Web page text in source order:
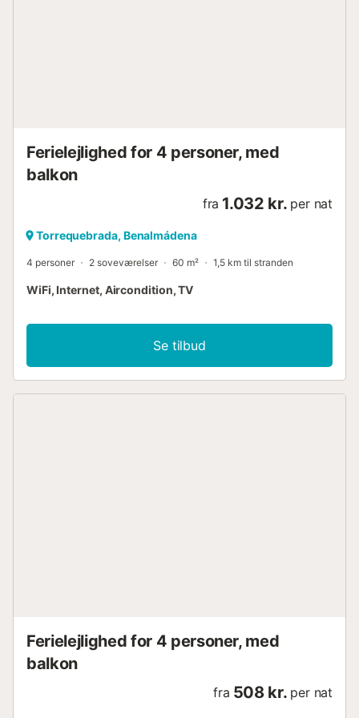
Ferielejlighed for 4 personer, med
balkon
fra 1.032 kr. per nat
Torrequebrada, Benalmádena
4 personer 2 soveværelser 60 m² 1,5 km til stranden
WiFi, Internet, Aircondition, TV
Se tilbud
Ferielejlighed for 4 personer, med
balkon
fra 508 kr. per nat